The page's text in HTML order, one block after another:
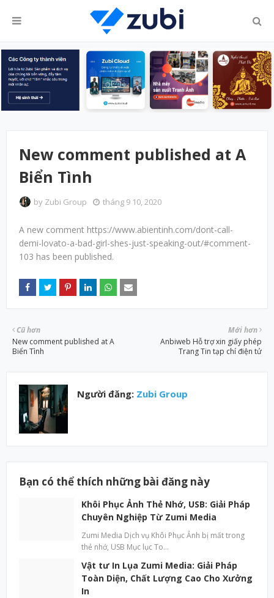
New comment published at A
Biển Tình
by Zubi Group tháng 9 10, 2020
A new comment https://www.abientinh.com/dont-call-
demi-lovato-a-bad-girl-shes-just-speaking-out/#comment-
103 has been published.
Mới hơn
Anbiweb Hỗ trợ xin giấy phép
Trang Tin tạp chí điện tử
Cũ hơn
New comment published at A
Biển Tình
Người đăng: Zubi Group
Bạn có thể thích những bài đăng này
Khôi Phục Ảnh Thẻ Nhớ, USB: Giải Pháp
Chuyên Nghiệp Từ Zumi Media
Zumi Media Dịch vụ Khôi Phục Ảnh bị mất trong
thẻ nhớ, USB Mục lục To…
Vật tư In Lụa Zumi Media: Giải Pháp
Toàn Diện, Chất Lượng Cao Cho Xưởng
In